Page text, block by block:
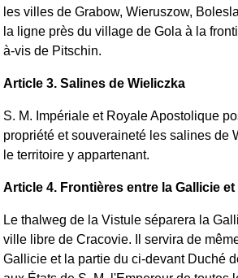
les villes de Grabow, Wieruszow,
la ligne près du village de Gola à la
à-vis de Pitschin.
Article 3. Salines de Wieliczka
S. M. Impériale et Royale Apostolique
propriété et souveraineté les salines de
le territoire y appartenant.
Article 4. Frontières entre la Gallicie
Le thalweg de la Vistule séparera la
ville libre de Cracovie. Il servira de
Gallicie et la partie du ci-devant Duché